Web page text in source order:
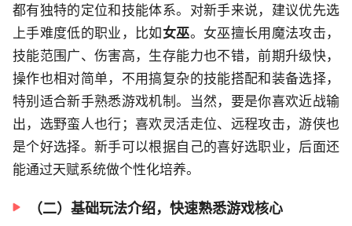
都有独特的定位和技能体系。对新手来说，建议优先选
上手难度低的职业，比如女巫。女巫擅长用魔法攻击，
技能范围广、伤害高，生存能力也不错，前期升级快，
操作也相对简单，不用搞复杂的技能搭配和装备选择，
特别适合新手熟悉游戏机制。当然，要是你喜欢近战输
出，选野蛮人也行；喜欢灵活走位、远程攻击，游侠也
是个好选择。新手可以根据自己的喜好选职业，后面还
能通过天赋系统做个性化培养。
（二）基础玩法介绍，快速熟悉游戏核心